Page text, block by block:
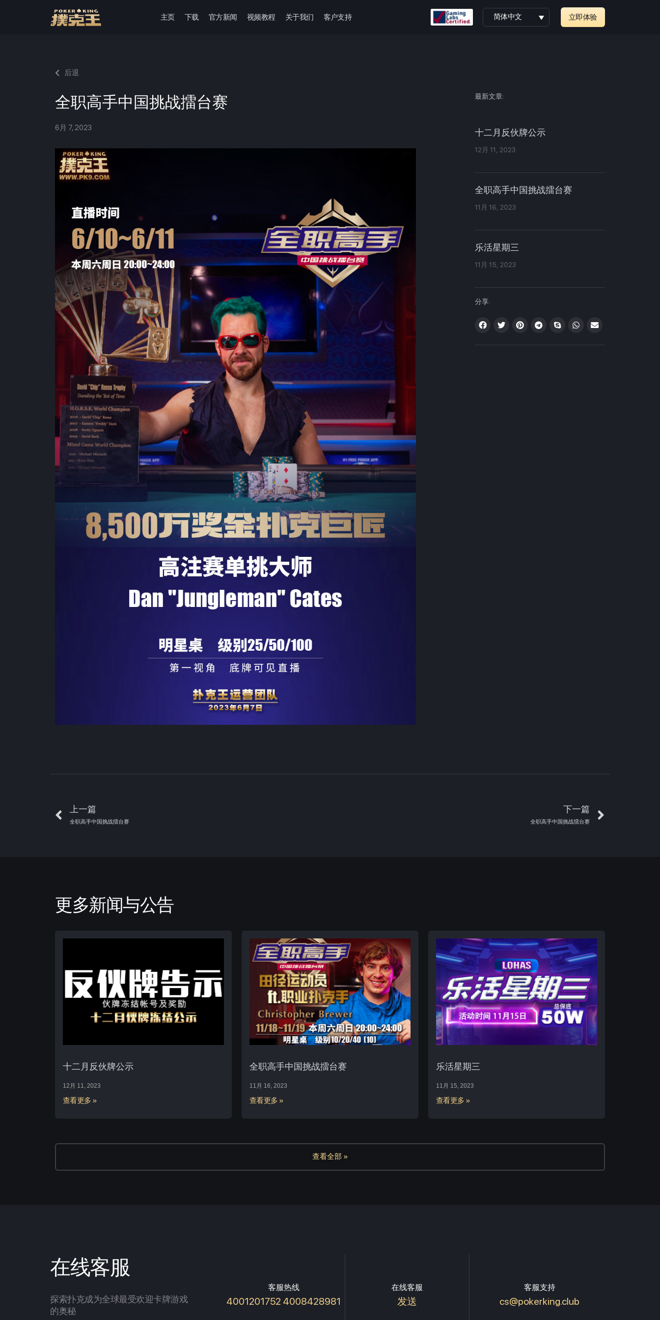
主页 下载 官方新闻 视频教程 关于我们 客户支持 简体中文 立即体验
后退
全职高手中国挑战擂台赛
6月 7, 2023
最新文章:
十二月反伙牌公示
12月 11, 2023
全职高手中国挑战擂台赛
11月 16, 2023
乐活星期三
11月 15, 2023
分享:
上一篇
全职高手中国挑战擂台赛
下一篇
全职高手中国挑战擂台赛
更多新闻与公告
十二月反伙牌公示
12月 11, 2023
查看更多 »
全职高手中国挑战擂台赛
11月 16, 2023
查看更多 »
乐活星期三
11月 15, 2023
查看更多 »
查看全部 »
在线客服
探索扑克成为全球最受欢迎卡牌游戏
的奥秘
客服热线
4001201752 4008428981
在线客服
发送
客服支持
cs@pokerking.club